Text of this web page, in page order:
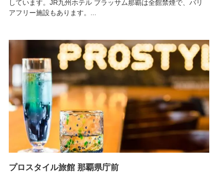
しています。JR九州ホテル ブラッサム那覇は全館禁煙で、バリ
アフリー施設もあります。...
プロスタイル旅館 那覇県庁前